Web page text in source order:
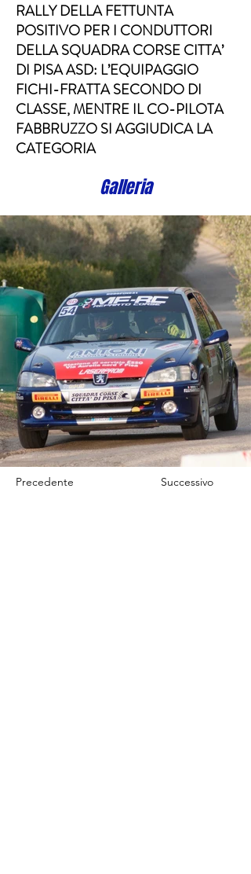
RALLY DELLA FETTUNTA
POSITIVO PER I CONDUTTORI
DELLA SQUADRA CORSE CITTA’
DI PISA ASD: L’EQUIPAGGIO
FICHI-FRATTA SECONDO DI
CLASSE, MENTRE IL CO-PILOTA
FABBRUZZO SI AGGIUDICA LA
CATEGORIA
Galleria
Precedente Successivo